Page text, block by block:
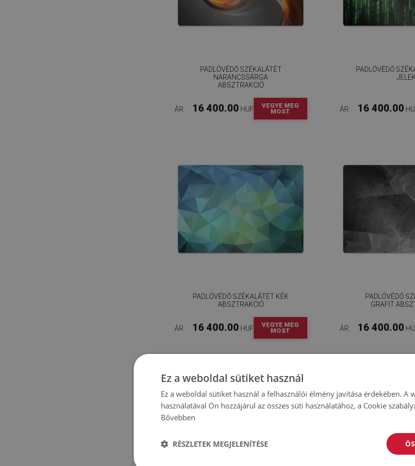
PADLÓVÉDŐ SZÉKALÁTÉT
NARANCSSÁRGA
ABSZTRAKCIÓ
ÁR: 16 400.00 HUF
VEGYE MEG
MOST
PADLÓVÉDŐ
JELEK
ÁR: 16 400.00
PADLÓVÉDŐ SZÉKALÁTÉT KÉK
ABSZTRAKCIÓ
ÁR: 16 400.00 HUF
VEGYE MEG
MOST
PADLÓVÉDŐ
GRAFIT
ÁR: 16 400.00
Ez a weboldal sütiket használ
Ez a weboldal sütiket használ a felhasználói élmény javítása érdekében. A
használatával Ön hozzájárul az összes süti használatához, a Cookie
Bővebben
RÉSZLETEK MEGJELENÍTÉSE